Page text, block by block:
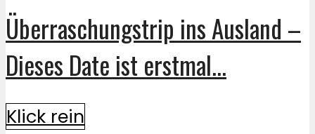
Überraschungstrip ins Ausland –
Dieses Date ist erstmal...
Klick rein